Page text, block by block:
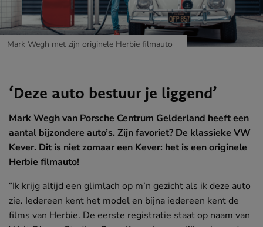
Mark Wegh met zijn originele Herbie filmauto
‘Deze auto bestuur je liggend’
Mark Wegh van Porsche Centrum Gelderland heeft een
aantal bijzondere auto’s. Zijn favoriet? De klassieke VW
Kever. Dit is niet zomaar een Kever: het is een originele
Herbie filmauto!
“Ik krijg altijd een glimlach op m’n gezicht als ik deze auto
zie. Iedereen kent het model en bijna iedereen kent de
films van Herbie. De eerste registratie staat op naam van